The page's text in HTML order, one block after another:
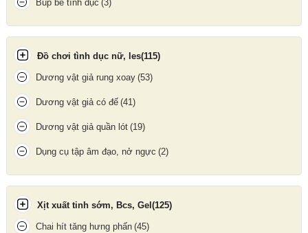
Cách bảo quản
Bảo quản nơi khô ráo, thoáng mát.
Tránh ánh nắng trực tiếp và nhiệt độ cao.
Không để trong ví hoặc nơi dễ bị ma sát trong thời gian dài.
Kiểm tra hạn sử dụng trước khi dùng.
Búp bê tình dục (3)
Đồ chơi tình dục nữ, les(115)
Dương vật giả rung xoay (53)
Dương vật giả có đế (41)
Dương vật giả quần lót (19)
Dụng cụ tập âm đạo, nở ngực (2)
Xịt xuất tinh sớm, Bcs, Gel(125)
Chai hít tăng hưng phấn (45)